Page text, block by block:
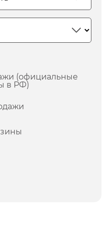
(официальные
в РФ)